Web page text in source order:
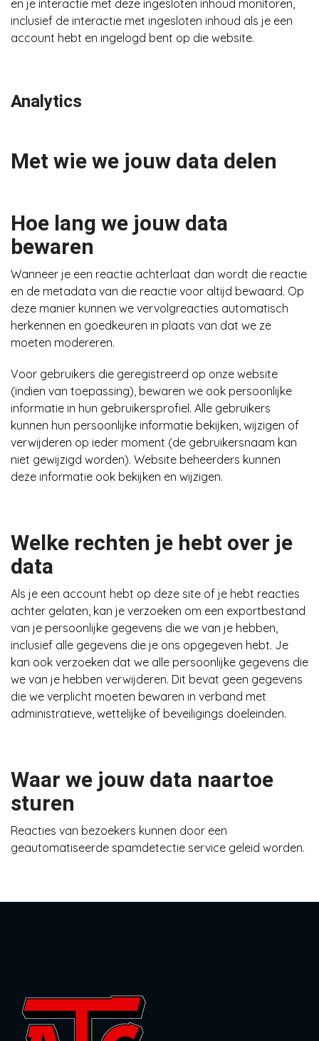
en je interactie met deze ingesloten inhoud monitoren,
inclusief de interactie met ingesloten inhoud als je een
account hebt en ingelogd bent op die website.
Analytics
Met wie we jouw data delen
Hoe lang we jouw data
bewaren
Wanneer je een reactie achterlaat dan wordt die reactie
en de metadata van die reactie voor altijd bewaard. Op
deze manier kunnen we vervolgreacties automatisch
herkennen en goedkeuren in plaats van dat we ze
moeten modereren.
Voor gebruikers die geregistreerd op onze website
(indien van toepassing), bewaren we ook persoonlijke
informatie in hun gebruikersprofiel. Alle gebruikers
kunnen hun persoonlijke informatie bekijken, wijzigen of
verwijderen op ieder moment (de gebruikersnaam kan
niet gewijzigd worden). Website beheerders kunnen
deze informatie ook bekijken en wijzigen.
Welke rechten je hebt over je
data
Als je een account hebt op deze site of je hebt reacties
achter gelaten, kan je verzoeken om een exportbestand
van je persoonlijke gegevens die we van je hebben,
inclusief alle gegevens die je ons opgegeven hebt. Je
kan ook verzoeken dat we alle persoonlijke gegevens die
we van je hebben verwijderen. Dit bevat geen gegevens
die we verplicht moeten bewaren in verband met
administratieve, wettelijke of beveiligings doeleinden.
Waar we jouw data naartoe
sturen
Reacties van bezoekers kunnen door een
geautomatiseerde spamdetectie service geleid worden.